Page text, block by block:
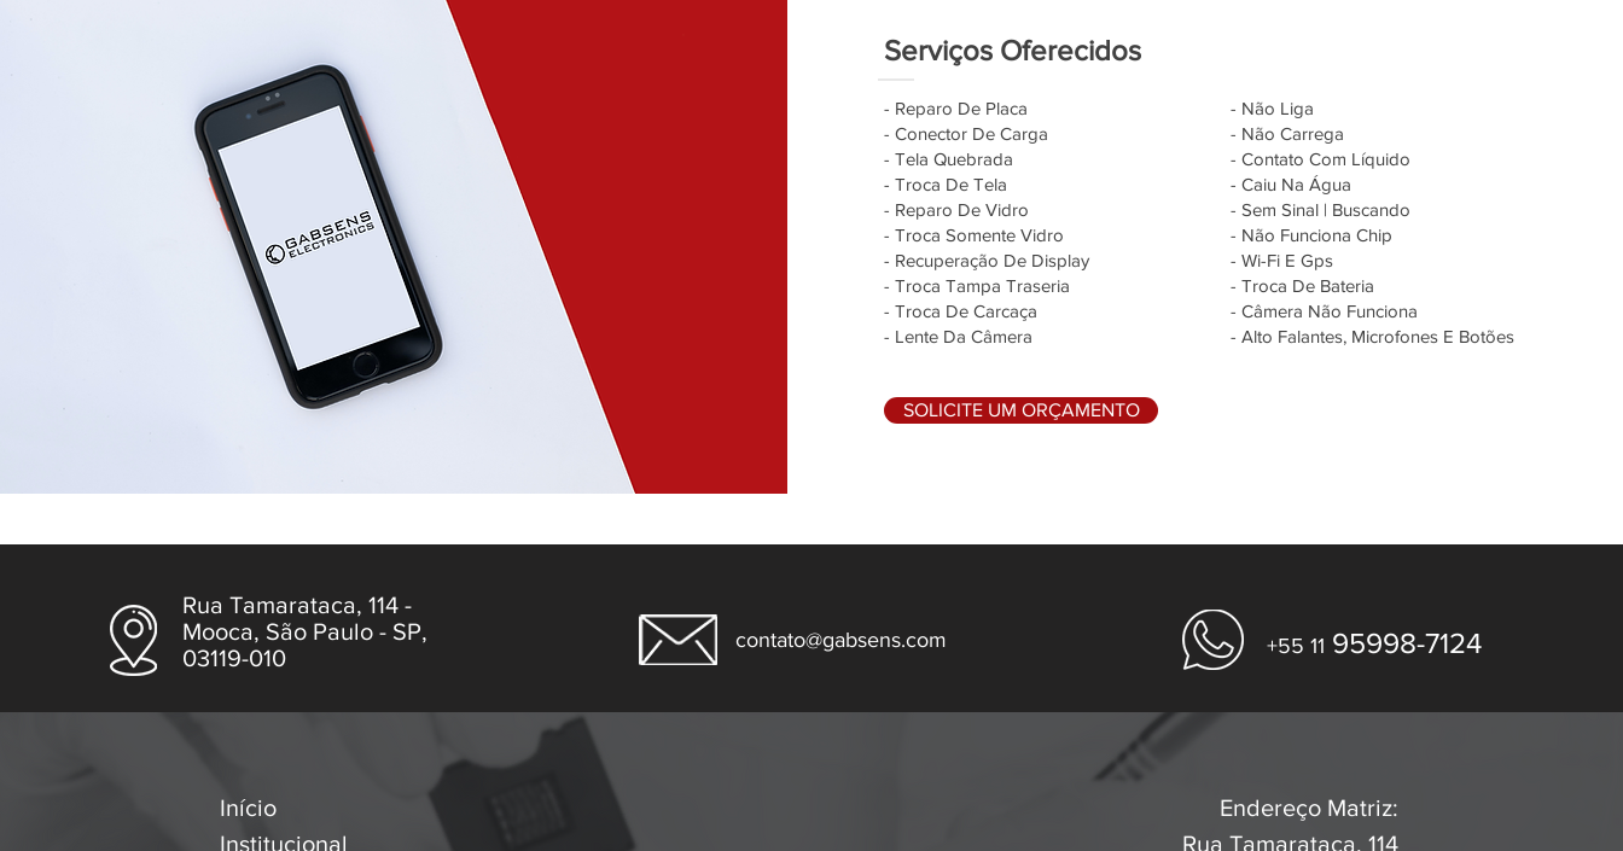
Serviços Oferecidos
- Reparo De Placa
- Conector De Carga
- Tela Quebrada
- Troca De Tela
- Reparo De Vidro
- Troca Somente Vidro
- Recuperação De Display
- Troca Tampa Traseria
- Troca De Carcaça
- Lente Da Câmera
- Não Liga
- Não Carrega
- Contato Com Líquido
- Caiu Na Água
- Sem Sinal | Buscando
- Não Funciona Chip
- Wi-Fi E Gps
- Troca De Bateria
- Câmera Não Funciona
- Alto Falantes, Microfones E Botões
SOLICITE UM ORÇAMENTO
Rua Tamarataca, 114 -
Mooca, São Paulo - SP,
03119-010
contato@gabsens.com +55 11 95998-7124
Início
Institucional
Endereço Matriz:
Rua Tamarataca, 114